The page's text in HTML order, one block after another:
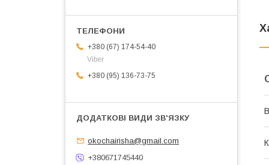
+380 (67) 174-54-40
Viber
+380 (95) 136-73-75
okochairisha@gmail.com
+380671745440